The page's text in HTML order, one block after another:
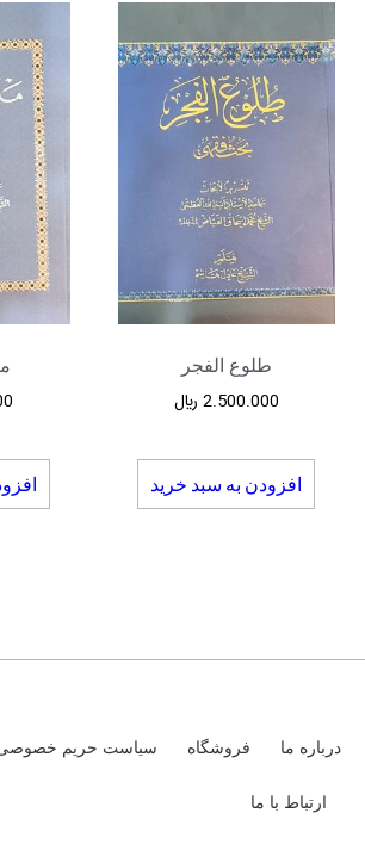
طلوع الفجر
2.500.000 ﷼
افزودن به سبد خرید
درباره ما فروشگاه سیاست حریم
ارتباط با ما